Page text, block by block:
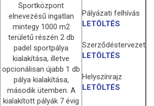
Sportközpont
elnevezésű ingatlan
mintegy 1000 m2
területű részén 2 db
padel sportpálya
kialakítása, illetve
opcionálisan újabb 1 db
pálya kialakítása,
második ütemben. A
kialakított pályák 7 évig
Pályázati felhívás
LETÖLTÉS
Szerződéstervezet
LETÖLTÉS
Helyszínrajz
LETÖLTÉS